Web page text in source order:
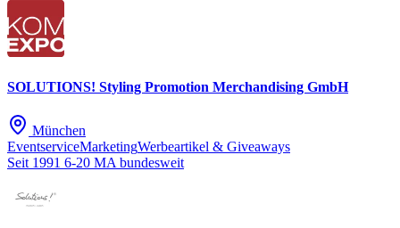
SOLUTIONS! Styling Promotion Merchandising GmbH
München
EventserviceMarketingWerbeartikel & Giveaways
Seit 1991 6-20 MA bundesweit